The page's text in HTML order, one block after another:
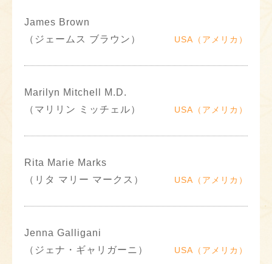
James Brown
（ジェームス ブラウン）
USA（アメリカ）
Marilyn Mitchell M.D.
（マリリン ミッチェル）
USA（アメリカ）
Rita Marie Marks
（リタ マリー マークス）
USA（アメリカ）
Jenna Galligani
（ジェナ・ギャリガーニ）
USA（アメリカ）